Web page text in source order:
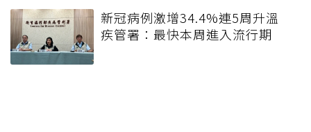
新冠病例激增34.4%連5周升溫
疾管署：最快本周進入流行期